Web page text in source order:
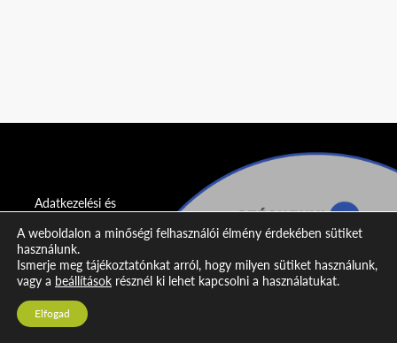
Adatkezelési és
nyilatkozat
Impresszum
Kapcsolat
A weboldalon a minőségi felhasználói élmény érdekében sütiket
használunk.
Ismerje meg tájékoztatónkat arról, hogy milyen sütiket használunk,
vagy a beállítások résznél ki lehet kapcsolni a használatukat.
Elfogad